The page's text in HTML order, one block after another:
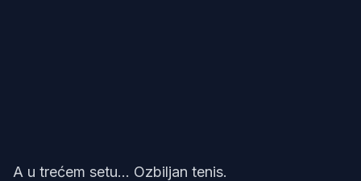
A u trećem setu... Ozbiljan tenis.